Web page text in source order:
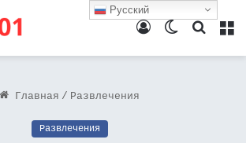
Поиск
Switch
Войти
Главная / Развлечения
Развлечения
Русский